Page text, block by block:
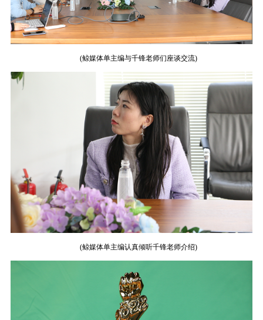
(鲸媒体单主编与千锋老师们座谈交流)
(鲸媒体单主编认真倾听千锋老师介绍)